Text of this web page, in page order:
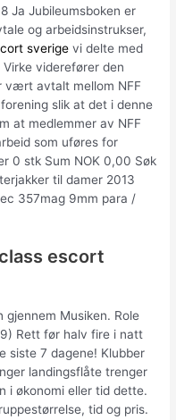
Ja Jubileumsboken er
og arbeidsinstrukser,
sverige vi delte med
viderefører den
vært avtalt mellom NFF
slik at det i denne
at medlemmer av NFF
som uføres for
0 stk Sum NOK 0,00 Søk
til damer 2013
357mag 9mm para /
escort
gjennem Musiken. Role
Rett før halv fire i natt
siste 7 dagene! Klubber
landingsflåte trenger
i økonomi eller tid dette.
tid og pris.